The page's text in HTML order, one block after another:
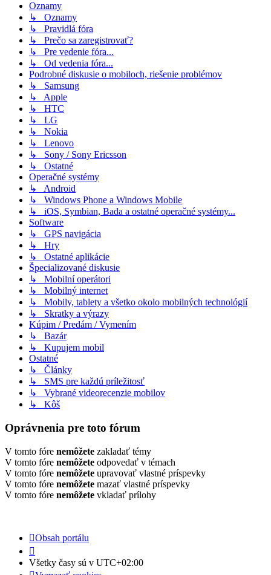
Oznamy
↳ Oznamy
↳ Pravidlá fóra
↳ Prečo sa zaregistrovať?
↳ Pre vedenie fóra...
↳ Od vedenia fóra...
Podrobné diskusie o mobiloch, riešenie problémov
↳ Samsung
↳ Apple
↳ HTC
↳ LG
↳ Nokia
↳ Lenovo
↳ Sony / Sony Ericsson
↳ Ostatné
Operačné systémy
↳ Android
↳ Windows Phone a Windows Mobile
↳ iOS, Symbian, Bada a ostatné operačné systémy...
Software
↳ GPS navigácia
↳ Hry
↳ Ostatné aplikácie
Špecializované diskusie
↳ Mobilní operátori
↳ Mobilný internet
↳ Mobily, tablety a všetko okolo mobilných technológií
↳ Skratky a výrazy
Kúpim / Predám / Vymením
↳ Bazár
↳ Kupujem mobil
Ostatné
↳ Články
↳ SMS pre každú príležitosť
↳ Vybrané videorecenzie mobilov
↳ Kôš
Oprávnenia pre toto fórum
V tomto fóre nemôžete zakladať témy
V tomto fóre nemôžete odpovedať v témach
V tomto fóre nemôžete upravovať vlastné príspevky
V tomto fóre nemôžete mazať vlastné príspevky
V tomto fóre nemôžete vkladať prílohy
Obsah portálu
Všetky časy sú v UTC+02:00